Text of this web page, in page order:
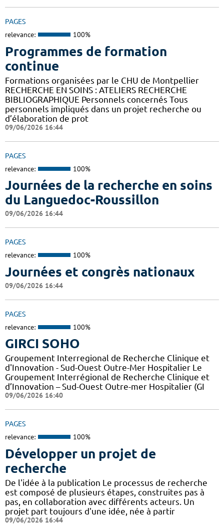
PAGES
relevance: 100%
Programmes de formation
continue
Formations organisées par le CHU de Montpellier
RECHERCHE EN SOINS : ATELIERS RECHERCHE
BIBLIOGRAPHIQUE Personnels concernés Tous
personnels impliqués dans un projet recherche ou
d’élaboration de prot
09/06/2026 16:44
PAGES
relevance: 100%
Journées de la recherche en soins
du Languedoc-Roussillon
09/06/2026 16:44
PAGES
relevance: 100%
Journées et congrès nationaux
09/06/2026 16:44
PAGES
relevance: 100%
GIRCI SOHO
Groupement Interregional de Recherche Clinique et
d'Innovation - Sud-Ouest Outre-Mer Hospitalier Le
Groupement Interrégional de Recherche Clinique et
d’Innovation – Sud-Ouest Outre-mer Hospitalier (GI
09/06/2026 16:40
PAGES
relevance: 100%
Développer un projet de
recherche
De l'idée à la publication Le processus de recherche
est composé de plusieurs étapes, construites pas à
pas, en collaboration avec différents acteurs. Un
projet part toujours d'une idée, née à partir
09/06/2026 16:44